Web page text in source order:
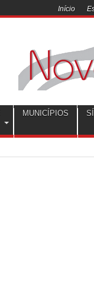
Início
MUNICÍPIOS